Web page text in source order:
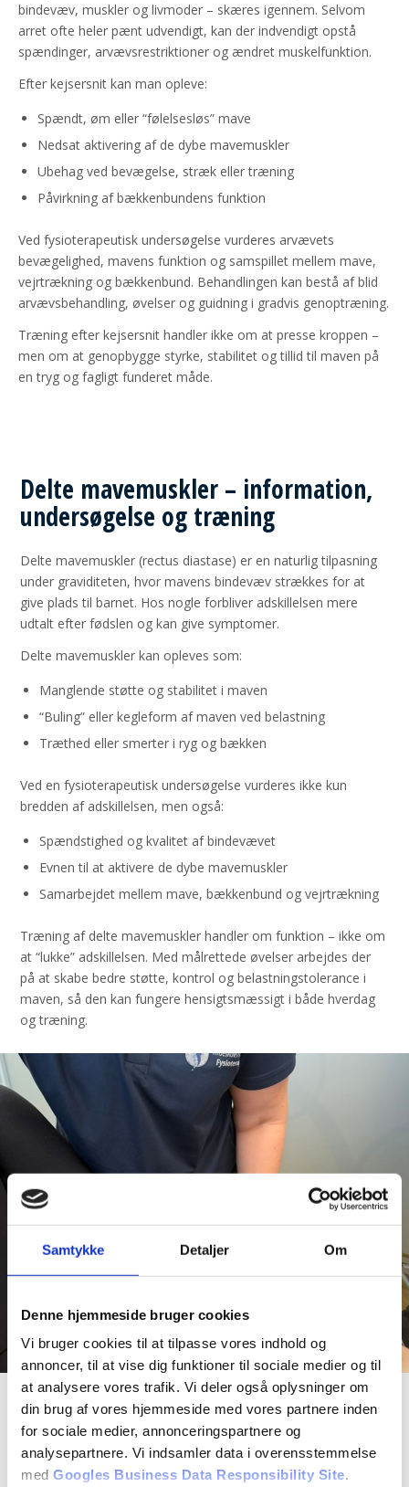
Samtykke Detaljer Om
Denne hjemmeside bruger cookies
Vi bruger cookies til at tilpasse vores indhold og
annoncer, til at vise dig funktioner til sociale medier og til
at analysere vores trafik. Vi deler også oplysninger om
din brug af vores hjemmeside med vores partnere inden
for sociale medier, annonceringspartnere og
analysepartnere. Vi indsamler data i overensstemmelse
med Googles Business Data Responsibility Site.
bindevæv, muskler og livmoder – skæres igennem. Selvom
arret ofte heler pænt udvendigt, kan der indvendigt opstå
spændinger, arvævsrestriktioner og ændret muskelfunktion.
Efter kejsersnit kan man opleve:
Spændt, øm eller “følelsesløs” mave
Nedsat aktivering af de dybe mavemuskler
Ubehag ved bevægelse, stræk eller træning
Påvirkning af bækkenbundens funktion
Ved fysioterapeutisk undersøgelse vurderes arvævets
bevægelighed, mavens funktion og samspillet mellem mave,
vejrtrækning og bækkenbund. Behandlingen kan bestå af blid
arvævsbehandling, øvelser og guidning i gradvis genoptræning.
Træning efter kejsersnit handler ikke om at presse kroppen –
men om at genopbygge styrke, stabilitet og tillid til maven på
en tryg og fagligt funderet måde.
Delte mavemuskler – information,
undersøgelse og træning
Delte mavemuskler (rectus diastase) er en naturlig tilpasning
under graviditeten, hvor mavens bindevæv strækkes for at
give plads til barnet. Hos nogle forbliver adskillelsen mere
udtalt efter fødslen og kan give symptomer.
Delte mavemuskler kan opleves som:
Manglende støtte og stabilitet i maven
“Buling” eller kegleform af maven ved belastning
Træthed eller smerter i ryg og bækken
Ved en fysioterapeutisk undersøgelse vurderes ikke kun
bredden af adskillelsen, men også:
Spændstighed og kvalitet af bindevævet
Evnen til at aktivere de dybe mavemuskler
Samarbejdet mellem mave, bækkenbund og vejrtrækning
Træning af delte mavemuskler handler om funktion – ikke om
at “lukke” adskillelsen. Med målrettede øvelser arbejdes der
på at skabe bedre støtte, kontrol og belastningstolerance i
maven, så den kan fungere hensigtsmæssigt i både hverdag
og træning.
Bristning under fødsel – heling og
bækkenbundstræning
En bristning under fødslen kan påvirke både væv, muskler og